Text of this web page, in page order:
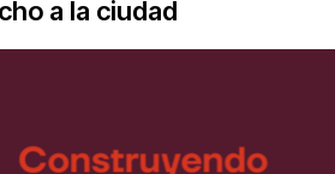
a la ciudad